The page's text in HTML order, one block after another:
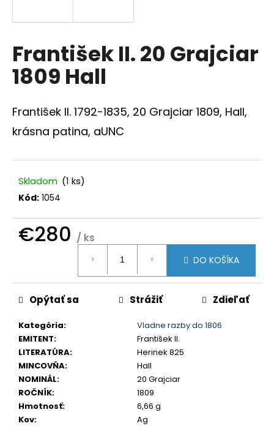
František II. 20 Grajciar
1809 Hall
František II. 1792-1835, 20 Grajciar 1809, Hall,
krásna patina, aUNC
Skladom (1 ks)
Kód: 1054
€280 / ks
DO KOŠÍKA
Kategória:
Vladne razby do 1806
EMITENT:
František II.
LITERATÚRA:
Herinek 825
MINCOVŇA:
Hall
NOMINÁL:
20 Grajciar
ROČNÍK:
1809
Hmotnosť:
6,66 g
Kov:
Ag
Opýtať sa Strážiť Zdieľať
s
ť
?
O
d
p
o
č
a
m
e
USA
DOLLAR
1983
€35